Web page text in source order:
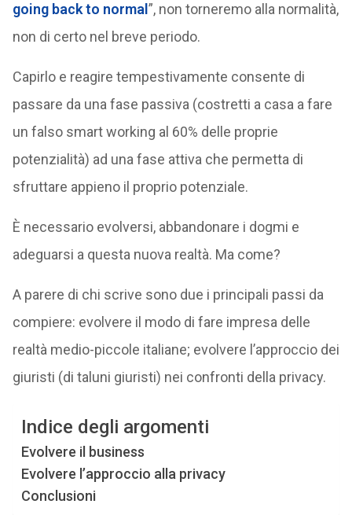
going back to normal ”, non torneremo alla normalità,
non di certo nel breve periodo.
Capirlo e reagire tempestivamente consente di
passare da una fase passiva (costretti a casa a fare
un falso smart working al 60% delle proprie
potenzialità) ad una fase attiva che permetta di
sfruttare appieno il proprio potenziale.
È necessario evolversi, abbandonare i dogmi e
adeguarsi a questa nuova realtà. Ma come?
A parere di chi scrive sono due i principali passi da
compiere: evolvere il modo di fare impresa delle
realtà medio-piccole italiane; evolvere l’approccio dei
giuristi (di taluni giuristi) nei confronti della privacy.
Indice degli argomenti
Evolvere il business
Evolvere l’approccio alla privacy
Conclusioni